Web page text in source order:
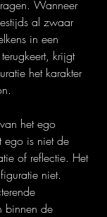
Wanneer
al zwaar
in een
krijgt
het karakter
het ego
ego is niet de
of reflectie. Het
niet.
binnen de